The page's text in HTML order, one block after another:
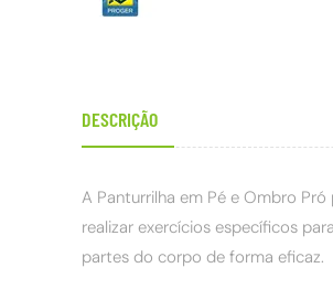
DESCRIÇÃO
A Panturrilha em Pé e Ombro
realizar exercícios específicos
partes do corpo de forma eficaz.